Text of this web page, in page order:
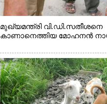
മുഖ്യമന്ത്രി വി.ഡി.സതീശനെ
കാണാനെത്തിയ മോഹനൻ